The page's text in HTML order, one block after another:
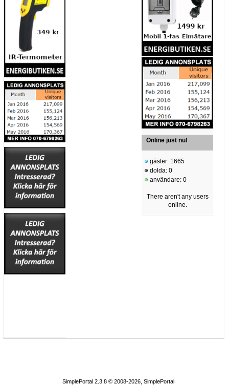
Online just nu!
gäster: 1665
dolda: 0
användare: 0
There aren't any users
online.
SimplePortal 2.3.8 © 2008-2026, SimplePortal